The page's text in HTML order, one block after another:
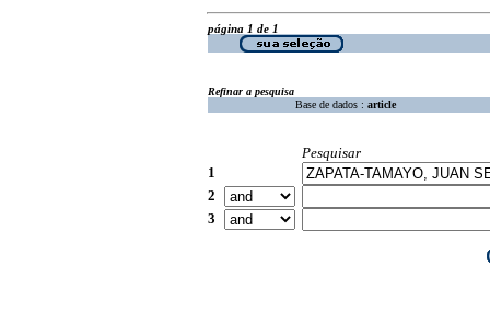
página 1 de 1
Refinar a pesquisa
Base de dados : article
Pesquisar
1
2
3